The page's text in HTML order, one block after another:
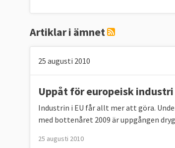
Artiklar i ämnet
25 augusti 2010
Uppåt för europeisk industri
Industrin i EU får allt mer att göra.
med bottenåret 2009 är uppgången
25 augusti 2010